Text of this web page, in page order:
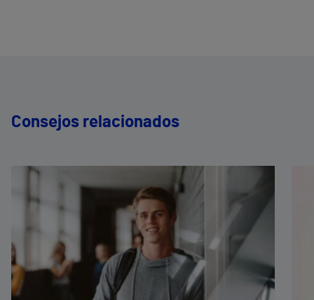
Consejos relacionados